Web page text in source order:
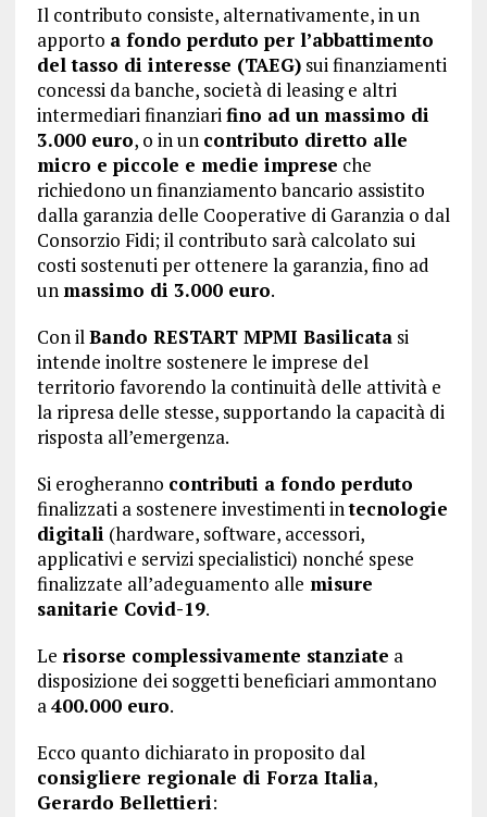
Il contributo consiste, alternativamente, in un
apporto a fondo perduto per l’abbattimento
del tasso di interesse (TAEG)sui finanziamenti
concessi da banche, società di leasing e altri
intermediari finanziarifino ad un massimo di
3.000 euro, o in un contributo diretto alle
micro e piccole e medie imprese che
richiedono un finanziamento bancario assistito
dalla garanzia delle Cooperative di Garanzia o dal
Consorzio Fidi; il contributo sarà calcolato sui
costi sostenuti per ottenere la garanzia, fino ad
un massimo di 3.000 euro.
Con ilBando RESTART MPMI Basilicatasi
intende inoltre sostenere le imprese del
territorio favorendo la continuità delle attività e
la ripresa delle stesse, supportando la capacità di
risposta all’emergenza.
Si erogheranno contributi a fondo perduto
finalizzati a sostenere investimenti intecnologie
digitali (hardware, software, accessori,
applicativi e servizi specialistici) nonché spese
finalizzate all’adeguamento alle misure
sanitarie Covid-19.
Le risorse complessivamente stanziate a
disposizione dei soggetti beneficiari ammontano
a400.000 euro.
Ecco quanto dichiarato in proposito dal
consigliere regionale di Forza Italia,
Gerardo Bellettieri: